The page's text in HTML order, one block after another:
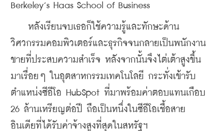
Berkeley’s Haas School of Business
หลังเรียนจบเธอก็ใช้ความรู้และทักษะด้าน
วิศวกรรมคอมพิวเตอร์และธุรกิจจนกลายเป็นพนักงาน
ขายที่ประสบความสำเร็จ หลังจากนั้นจึงไต่เต้าสูงขึ้น
มาเรื่อยๆ ในอุตสาหกรรมเทคโนโลยี กระทั่งเข้ารับ
ตำแหน่งซีอีโอ HubSpot ที่มาพร้อมค่าตอบแทนเกือบ
26 ล้านเหรียญต่อปี ถือเป็นหนึ่งในซีอีโอเชื้อสาย
อินเดียที่ได้รับค่าจ้างสูงที่สุดในสหรัฐฯ